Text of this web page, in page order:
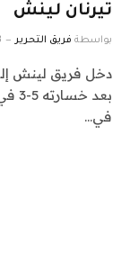
تيرنان لينش
بواسطة فريق التحرير
دخل فريق لينش
في…